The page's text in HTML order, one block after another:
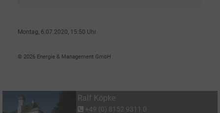
Montag, 6.07.2020, 15:50 Uhr
© 2026 Energie & Management GmbH
Ralf Köpke
+49 (0) 8152 9311 0